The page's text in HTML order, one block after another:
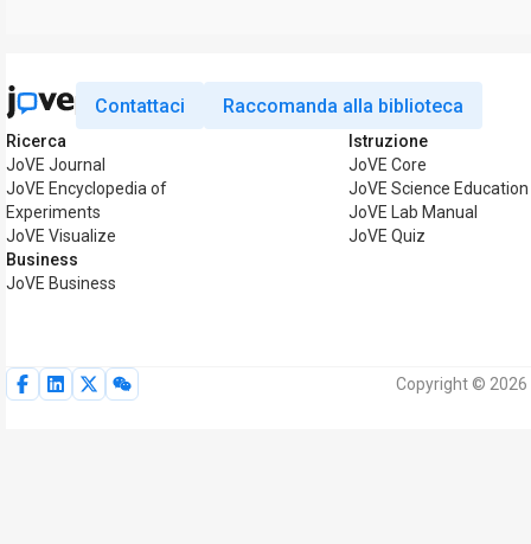
Contattaci Raccomanda alla biblioteca
Ricerca
JoVE Journal
JoVE Encyclopedia of
Experiments
JoVE Visualize
Business
JoVE Business
Istruzione
JoVE Core
JoVE Science Education
JoVE Lab Manual
JoVE Quiz
Copyright © 2026